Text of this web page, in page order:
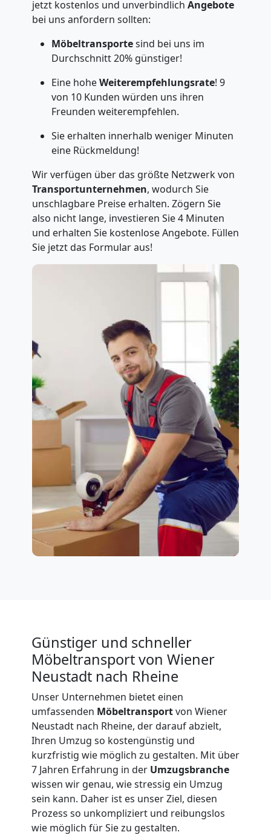
jetzt kostenlos und unverbindlich Angebote
bei uns anfordern sollten:
Möbeltransportesind bei uns im
Durchschnitt 20% günstiger!
Eine hoheWeiterempfehlungsrate! 9
von 10 Kunden würden uns ihren
Freunden weiterempfehlen.
Sie erhalten innerhalb weniger Minuten
eine Rückmeldung!
Wir verfügen über das größte Netzwerk von
Transportunternehmen, wodurch Sie
unschlagbare Preise erhalten. Zögern Sie
also nicht lange, investieren Sie 4 Minuten
und erhalten Sie kostenlose Angebote. Füllen
Sie jetzt das Formular aus!
Günstiger und schneller
Möbeltransport von Wiener
Neustadt nach Rheine
Unser Unternehmen bietet einen
umfassenden Möbeltransportvon Wiener
Neustadt nach Rheine, der darauf abzielt,
Ihren Umzug so kostengünstig und
kurzfristig wie möglich zu gestalten. Mit über
7 Jahren Erfahrung in der Umzugsbranche
wissen wir genau, wie stressig ein Umzug
sein kann. Daher ist es unser Ziel, diesen
Prozess so unkompliziert und reibungslos
wie möglich für Sie zu gestalten.